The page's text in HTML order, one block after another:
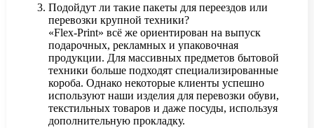
Подойдут ли такие пакеты для переездов или
перевозки крупной техники?
«Flex-Print» всё же ориентирован на выпуск
подарочных, рекламных и упаковочная
продукции. Для массивных предметов бытовой
техники больше подходят специализированные
короба. Однако некоторые клиенты успешно
используют наши изделия для перевозки обуви,
текстильных товаров и даже посуды, используя
дополнительную прокладку.